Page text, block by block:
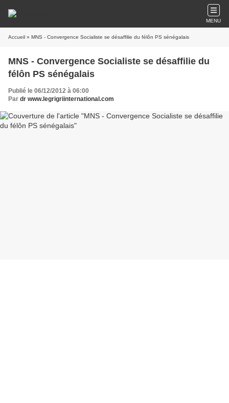
MENU
Accueil » MNS - Convergence Socialiste se désaffilie du félôn PS sénégalais
MNS - Convergence Socialiste se désaffilie du
félôn PS sénégalais
Publié le 06/12/2012 à 06:00
Par dr www.legrigriinternational.com